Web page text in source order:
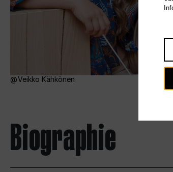
Veikko Kähkönen
Biographie